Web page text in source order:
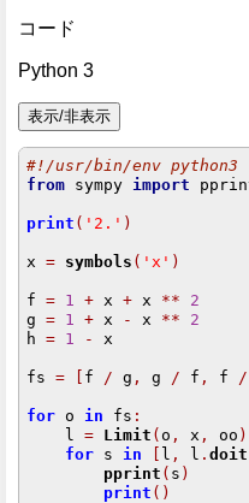
コード
Python 3
#!/usr/bin/env python3
from sympy import
print ( '2.' )
x = symbols ( 'x' )
f = 1 + x + x **
2
g = 1 + x - x **
2
h = 1 - x
fs = [ f / g , g / f , f /
for o in fs :
    l
= Limit ( o , x , oo )
for s in [ l , l .doit
pprint ( s )
print ()